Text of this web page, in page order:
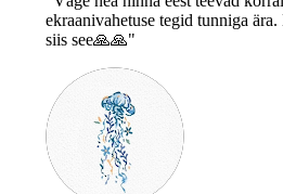
ekraanivahetuse tegid tunniga
siis see🙏🙏"